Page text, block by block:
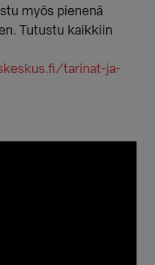
myös pienenä
Tutustu kaikkiin
tarinat-ja-